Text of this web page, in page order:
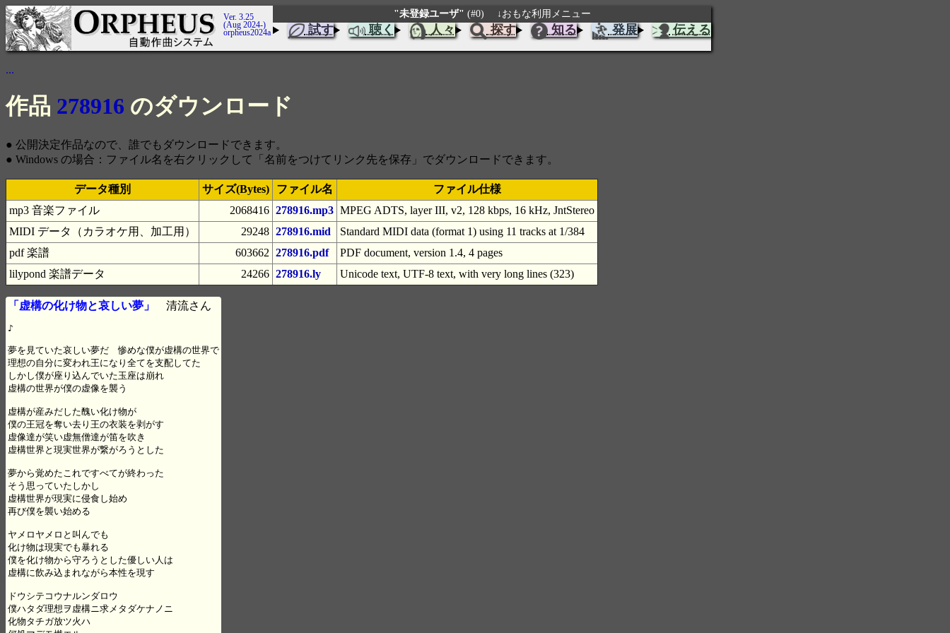
Ver. 3.25
(Aug 2024-)
orpheus2024a
"未登録ユーザ" (#0) ↓おもな利用メニュー
試す 聴く 人々 探す 知る 発展 伝える
...
作品 278916 のダウンロード
● 公開決定作品なので、誰でもダウンロードできます。
● Windows の場合：ファイル名を右クリックして「名前をつけてリンク先を保存」でダウンロードできます。
データ種別 サイズ(Bytes) ファイル名
ファイル仕様
mp3 音楽ファイル
2068416 278916.mp3 MPEG ADTS, layer III, v2, 128 kbps, 16 kHz, JntStereo
MIDI データ（カラオケ用、加工用）
29248 278916.mid
Standard MIDI data (format 1) using 11 tracks at 1/384
pdf 楽譜
603662 278916.pdf
PDF document, version 1.4, 4 pages
lilypond 楽譜データ
24266 278916.ly Unicode text, UTF-8 text, with very long lines (323)
「虚構の化け物と哀しい夢」 清流さん
♪
夢を見ていた哀しい夢だ　惨めな僕が虚構の世界で
理想の自分に変われ王になり全てを支配してた
しかし僕が座り込んでいた玉座は崩れ
虚構の世界が僕の虚像を襲う
虚構が産みだした醜い化け物が
僕の王冠を奪い去り王の衣装を剥がす
虚像達が笑い虚無僧達が笛を吹き
虚構世界と現実世界が繋がろうとした
夢から覚めたこれですべてが終わった
そう思っていたしかし
虚構世界が現実に侵食し始め
再び僕を襲い始める
ヤメロヤメロと叫んでも
化け物は現実でも暴れる
僕を化け物から守ろうとした優しい人は
虚構に飲み込まれながら本性を現す
ドウシテコウナルンダロウ
僕ハタダ理想ヲ虚構ニ求メタダケナノニ
化物タチガ放ツ火ハ